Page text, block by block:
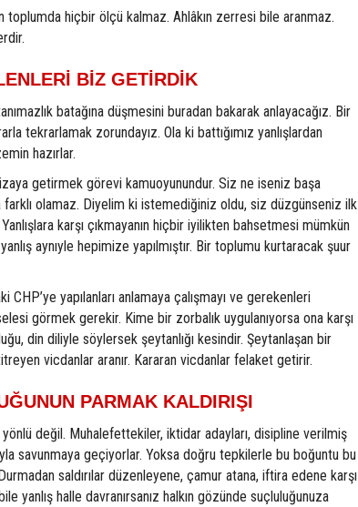
toplumda hiçbir ölçü kalmaz. Ahlâkın zerresi bile aranmaz.
BİZ GETİRDİK
batağına düşmesini buradan bakarak anlayacağız. Bir
tekrarlamak zorundayız. Ola ki battığımız yanlışlardan
hazırlar.
getirmek görevi kamuoyunundur. Siz ne iseniz başa
olamaz. Diyelim ki istemediğiniz oldu, siz düzgünseniz ilk
karşı çıkmayanın hiçbir iyilikten bahsetmesi mümkün
aynıyle hepimize yapılmıştır. Bir toplumu kurtaracak şuur
CHP’ye yapılanları anlamaya çalışmayı ve gerekenleri
görmek gerekir. Kime bir zorbalık uygulanıyorsa ona karşı
din diliyle söylersek şeytanlığı kesindir. Şeytanlaşan bir
vicdanlar aranır. Kararan vicdanlar felaket getirir.
PARMAK KALDIRIŞI
değil. Muhalefettekiler, iktidar adayları, disipline verilmiş
savunmaya geçiyorlar. Yoksa doğru tepkilerle bu boğuntu bu
saldırılar düzenleyene, çamur atana, iftira edene karşı
yanlış halle davranırsanız halkın gözünde suçluluğunuza